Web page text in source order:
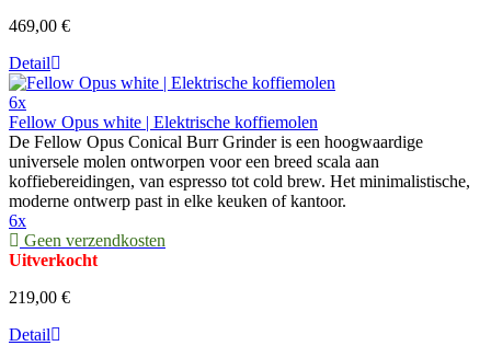
469,00 €
Detail
6x
Fellow Opus white | Elektrische koffiemolen
De Fellow Opus Conical Burr Grinder is een hoogwaardige
universele molen ontworpen voor een breed scala aan
koffiebereidingen, van espresso tot cold brew. Het minimalistische,
moderne ontwerp past in elke keuken of kantoor.
6x
Geen verzendkosten
Uitverkocht
219,00 €
Detail